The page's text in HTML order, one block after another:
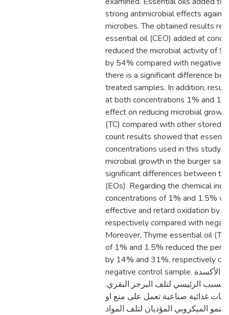
strong antimicrobial effects
microbes. The obtained results
essential oil (CEO) added at
reduced the microbial activity of
by 54% compared with negative
there is a significant difference
treated samples. In addition,
at both concentrations 1% and
effect on reducing microbial
(TC) compared with other stored
count results showed that
concentrations used in this study
microbial growth in the burger
significant differences between
(EOs). Regarding the chemical
concentrations of 1% and 1.5%
effective and retard oxidation by
respectively compared with
Moreover, Thyme essential oil
of 1% and 1.5% reduced the
by 14% and 31%, respectively
negative control sample. الملخص يعتبر كل من الأكسدة
الرئيسي لتلف البرجر البقري.
غذائية صناعية تعمل على منع او
الميكروبي المؤديان لتلف المواد